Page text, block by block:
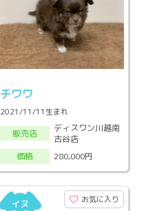
チワワ
2021/11/11生まれ
販売店
ディスワン川越南
古谷店
価格
280,000円
お気に入り